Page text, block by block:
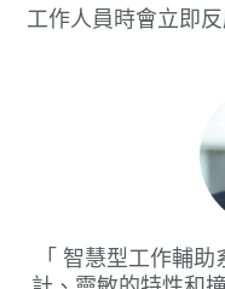
工作人員時會立即
智慧型工作輔助